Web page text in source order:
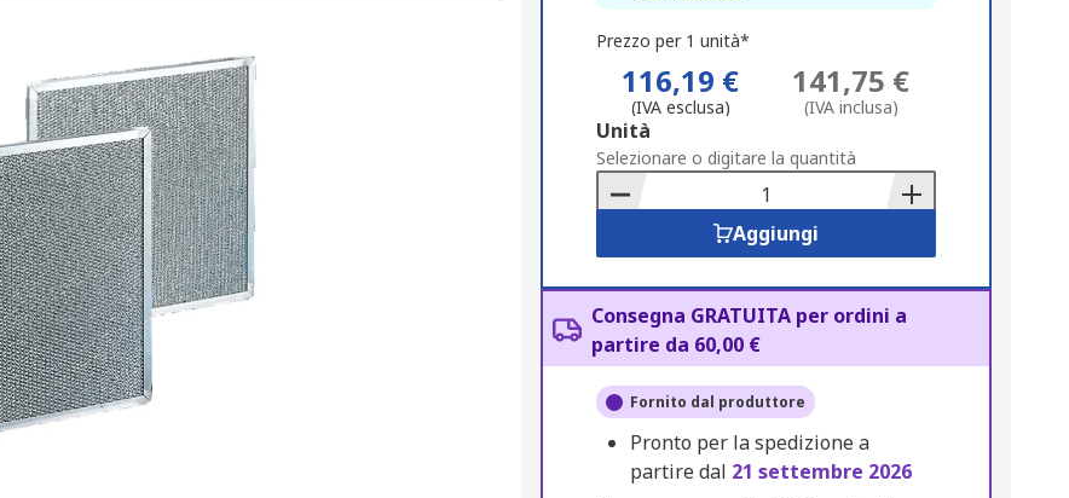
Prezzo per 1 unità*
116,19 €
(IVA esclusa)
141,75 €
(IVA inclusa)
Add
to
Basket
Unità
Selezionare o digitare la quantità
Aggiungi
Consegna GRATUITA per ordini a
partire da 60,00 €
Fornito dal produttore
Pronto per la spedizione a
partire dal 21 settembre 2026